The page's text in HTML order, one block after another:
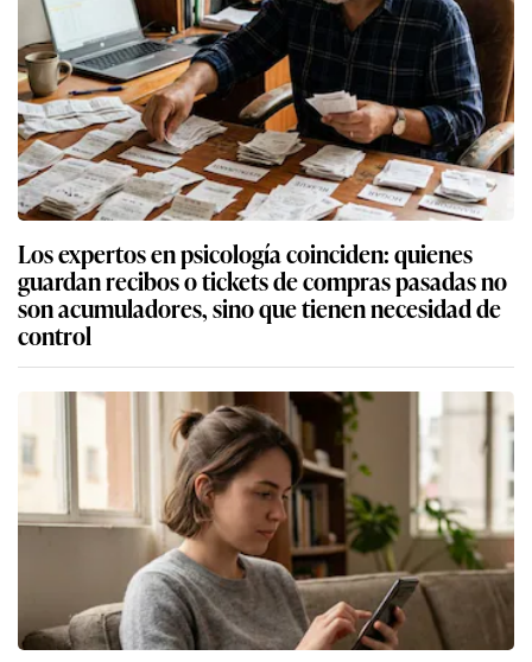
Los expertos en psicología coinciden: quienes
guardan recibos o tickets de compras pasadas no
son acumuladores, sino que tienen necesidad de
control